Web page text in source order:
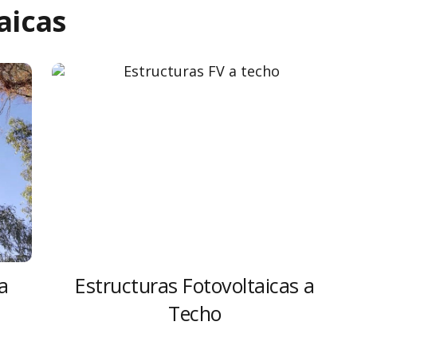
Estructuras Fotovoltaicas a
Techo